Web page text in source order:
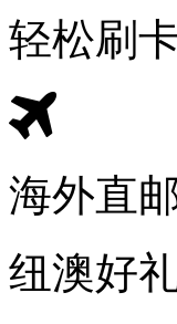
轻松刷
海外直
纽澳好